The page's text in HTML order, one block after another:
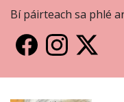
Bí páirteach sa phlé